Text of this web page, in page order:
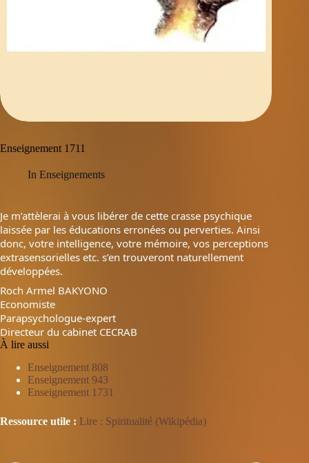
Enseignement 1711
In Enseignements
Je m’attèlerai à vous libérer de cette crasse psychique
laissée par les éducations erronées ou perverties. Ainsi
donc, votre intelligence, votre mémoire, vos perceptions
extrasensorielles etc. s’en trouveront naturellement
développées.
Roch Armel BAKYONO
Economiste
Parapsychologue-expert
Directeur du cabinet CECRAB
À lire aussi
Enseignement 808
Enseignement 943
Enseignement 1731
Ressource utile : Lire : Spiritualité (Wikipédia)